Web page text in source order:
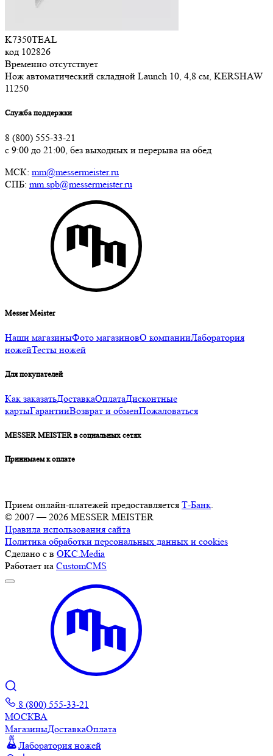
K7350TEAL
код 102826
Временно отсутствует
Нож автоматический складной Launch 10, 4,8 см, KERSHAW
11250
Служба поддержки
8 (800) 555-33-21
с 9:00 до 21:00, без выходных и перерыва на обед
МСК: mm@messermeister.ru
СПБ: mm.spb@messermeister.ru
Messer Meister
Наши магазиныФото магазиновО компанииЛаборатория
ножейТесты ножей
Для покупателей
Как заказатьДоставкаОплатаДисконтные
картыГарантииВозврат и обменПожаловаться
MESSER MEISTER в социальных сетях
Принимаем к оплате
Прием онлайн-платежей предоставляется Т-Банк
© 2007 — 2026 MESSER MEISTER
Правила использования сайта
Политика обработки персональных данных и cookies
Сделано с в OKC.Media
Работает на CustomCMS
8 (800) 555-33-21
МОСКВА
МагазиныДоставкаОплата
Лаборатория ножей